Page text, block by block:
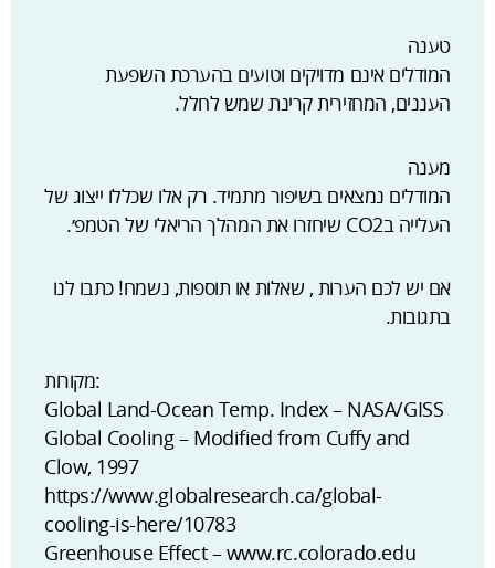
טענה
המודלים אינם מדויקים וטועים בהערכת השפעת
העננים, המחזירית קרינת שמש לחלל.
מענה
המודלים נמצאים בשיפור מתמיד. רק אלו שכללו ייצוג של
העלייה בCO2 שיחזרו את המהלך הריאלי של הטמפ׳.
אם יש לכם הערות , שאלות או תוספות, נשמח! כתבו לנו
בתגובות.
מקורות:
Global Land-Ocean Temp. Index – NASA/GISS
Global Cooling – Modified from Cuffy and
Clow, 1997
https://www.globalresearch.ca/global-
cooling-is-here/10783
Greenhouse Effect – www.rc.colorado.edu